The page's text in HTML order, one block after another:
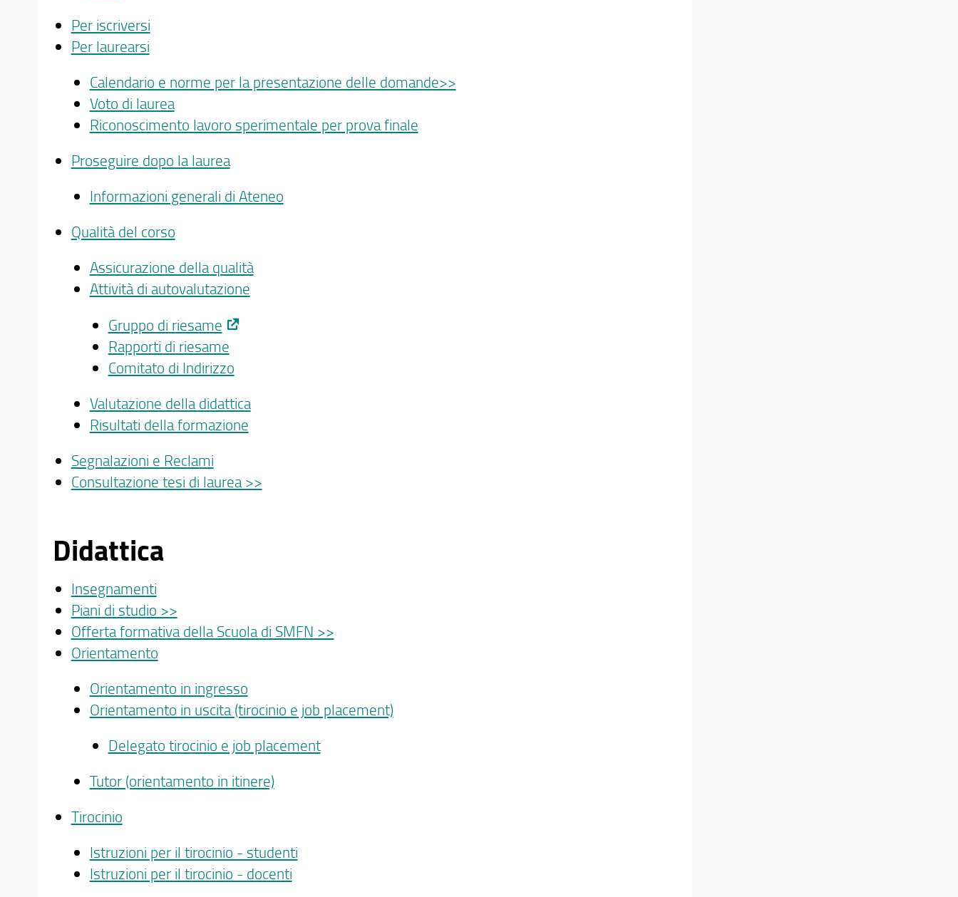
Per iscriversi
Per laurearsi
Calendario e norme per la presentazione delle domande>>
Voto di laurea
Riconoscimento lavoro sperimentale per prova finale
Proseguire dopo la laurea
Informazioni generali di Ateneo
Qualità del corso
Assicurazione della qualità
Attività di autovalutazione
Gruppo di riesame
Rapporti di riesame
Comitato di Indirizzo
Valutazione della didattica
Risultati della formazione
Segnalazioni e Reclami
Consultazione tesi di laurea >>
Didattica
Insegnamenti
Piani di studio >>
Offerta formativa della Scuola di SMFN >>
Orientamento
Orientamento in ingresso
Orientamento in uscita (tirocinio e job placement)
Delegato tirocinio e job placement
Tutor (orientamento in itinere)
Tirocinio
Istruzioni per il tirocinio - studenti
Istruzioni per il tirocinio - docenti